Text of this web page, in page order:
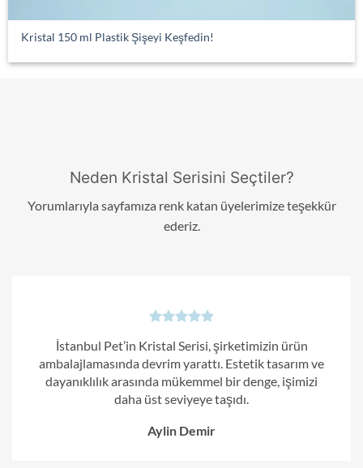
Kristal 150 ml Plastik Şişeyi Keşfedin!
Neden Kristal Serisini Seçtiler?
Yorumlarıyla sayfamıza renk katan üyelerimize teşekkür
ederiz.
İstanbul Pet’in Kristal Serisi, şirketimizin ürün
ambalajlamasında devrim yarattı. Estetik tasarım ve
dayanıklılık arasında mükemmel bir denge, işimizi
daha üst seviyeye taşıdı.
Aylin Demir